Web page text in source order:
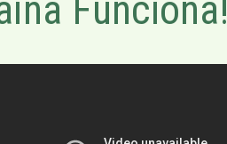
Funciona!